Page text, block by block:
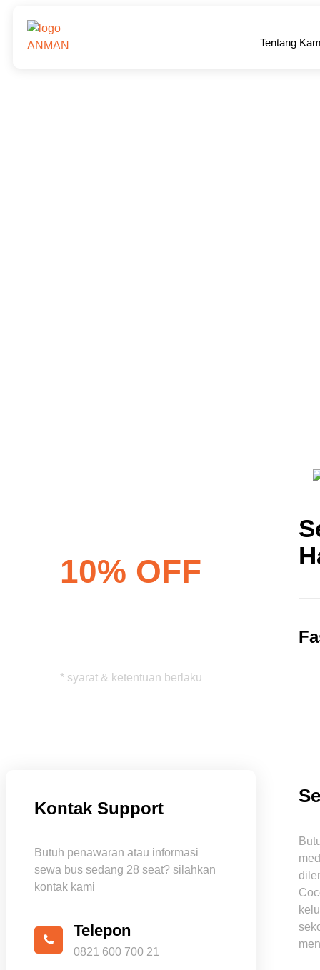
Tentang
10% OFF
* syarat & ketentuan berlaku
Kontak Support
Butuh penawaran atau informasi
sewa bus sedang 28 seat? silahkan
kontak kami
Telepon
0821 600 700 21